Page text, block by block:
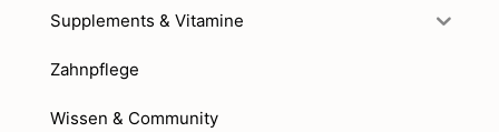
Supplements & Vitamine
Zahnpflege
Wissen & Community